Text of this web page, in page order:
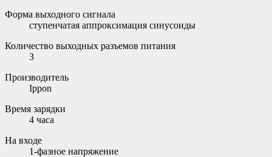
Форма выходного сигнала
ступенчатая аппроксимация синусоиды
Количество выходных разъемов питания
3
Производитель
Ippon
Время зарядки
4 часа
На входе
1-фазное напряжение